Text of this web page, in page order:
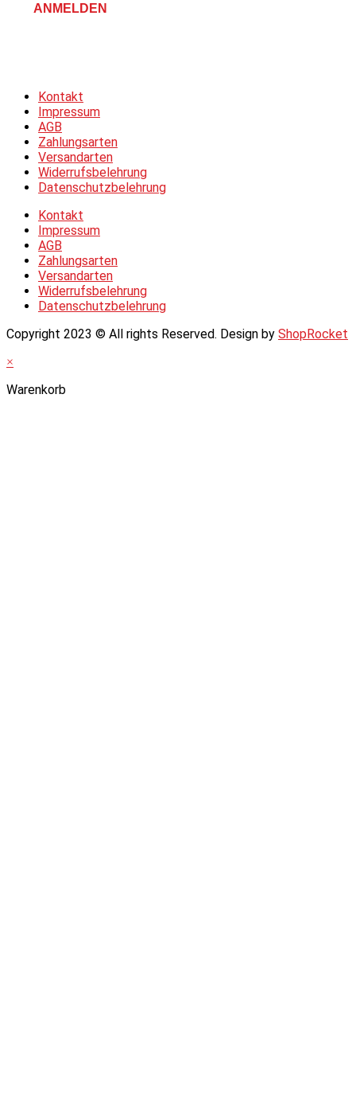
ANMELDEN
Kontakt
Impressum
AGB
Zahlungsarten
Versandarten
Widerrufsbelehrung
Datenschutzbelehrung
Kontakt
Impressum
AGB
Zahlungsarten
Versandarten
Widerrufsbelehrung
Datenschutzbelehrung
Copyright 2023 © All rights Reserved. Design by ShopRocket
×
Warenkorb